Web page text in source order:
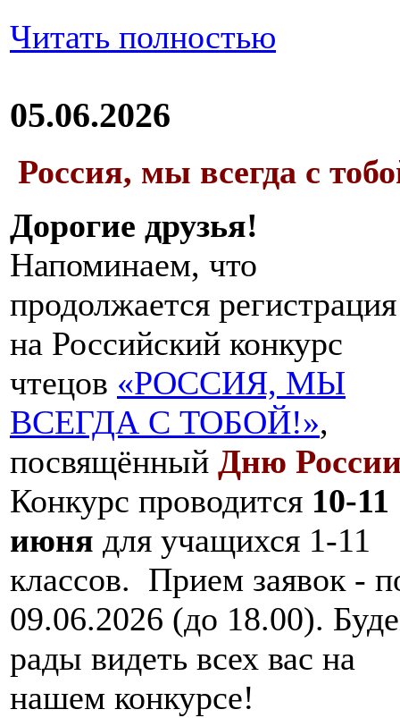
Читать полностью
05.06.2026
Россия, мы всегда с
Дорогие друзья!
Напоминаем, что
продолжается регистрация
на Российский конкурс
чтецов «РОССИЯ, МЫ
ВСЕГДА С ТОБОЙ!»,
посвящённый Дню
Конкурс проводится 10-11
июня для учащихся 1-11
классов. Прием заявок -
09.06.2026 (до 18.00).
рады видеть всех вас на
нашем конкурсе!